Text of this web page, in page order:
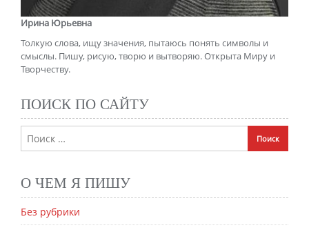
Ирина Юрьевна
Толкую слова, ищу значения, пытаюсь понять символы и
смыслы. Пишу, рисую, творю и вытворяю. Открыта Миру и
Творчеству.
ПОИСК ПО САЙТУ
О ЧЕМ Я ПИШУ
Без рубрики